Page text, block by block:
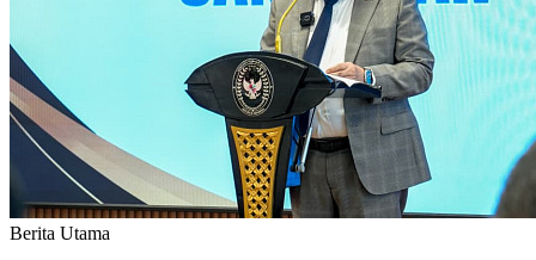
Berita Utama